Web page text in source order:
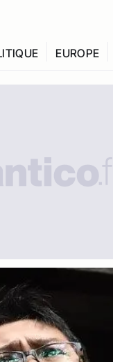
EUROPE